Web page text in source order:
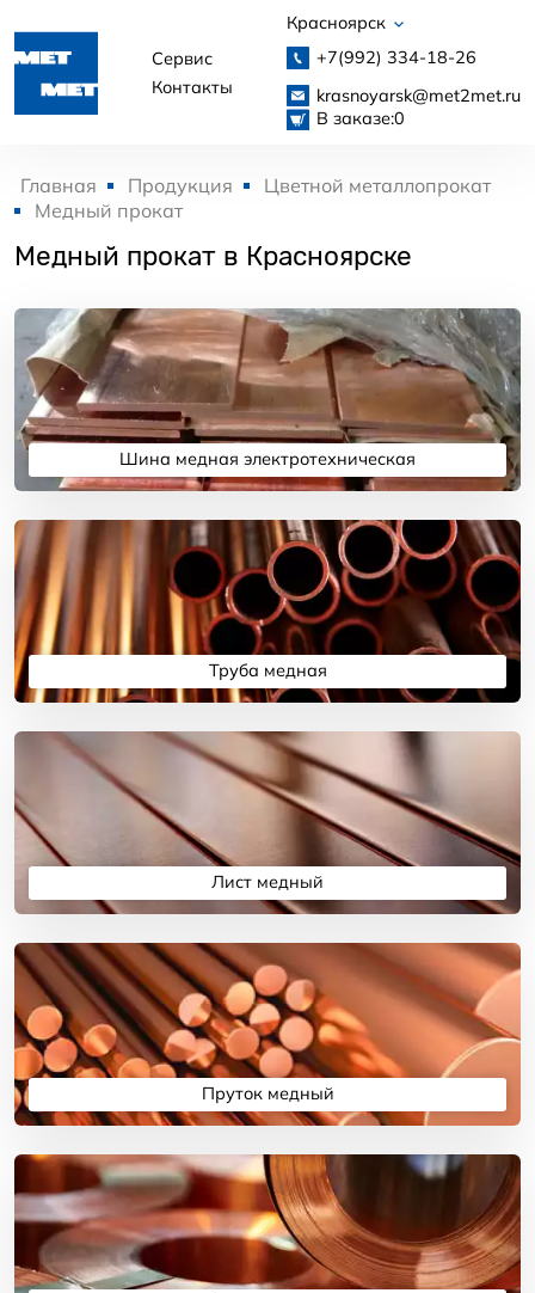
Сервис
Контакты
Красноярск
+7(992) 334-18-26
krasnoyarsk@met2met.ru
В заказе:0
Главная Продукция
Цветной металлопрокат
Медный прокат
Медный прокат в Красноярске
Шина медная электротехническая
Подробнее
Труба медная
Подробнее
Лист медный
Подробнее
Пруток медный
Подробнее